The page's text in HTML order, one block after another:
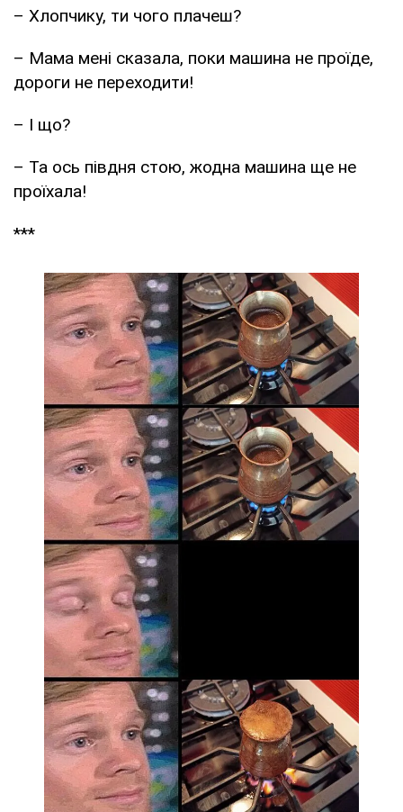
– Хлопчику, ти чого плачеш?
– Мама мені сказала, поки машина не проїде,
дороги не переходити!
– І що?
– Та ось півдня стою, жодна машина ще не
проїхала!
***